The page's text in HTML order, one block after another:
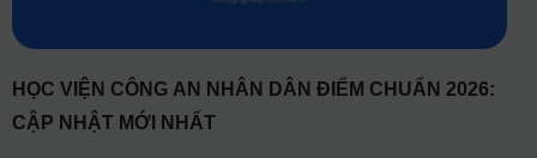
HỌC VIỆN CÔNG AN NHÂN DÂN ĐIỂM CHUẨN 2026:
CẬP NHẬT MỚI NHẤT